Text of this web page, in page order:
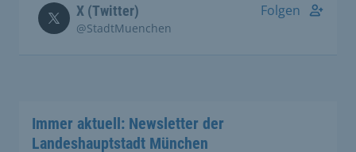
X (Twitter)
@StadtMuenchen
Folgen
Immer aktuell: Newsletter der
Landeshauptstadt München